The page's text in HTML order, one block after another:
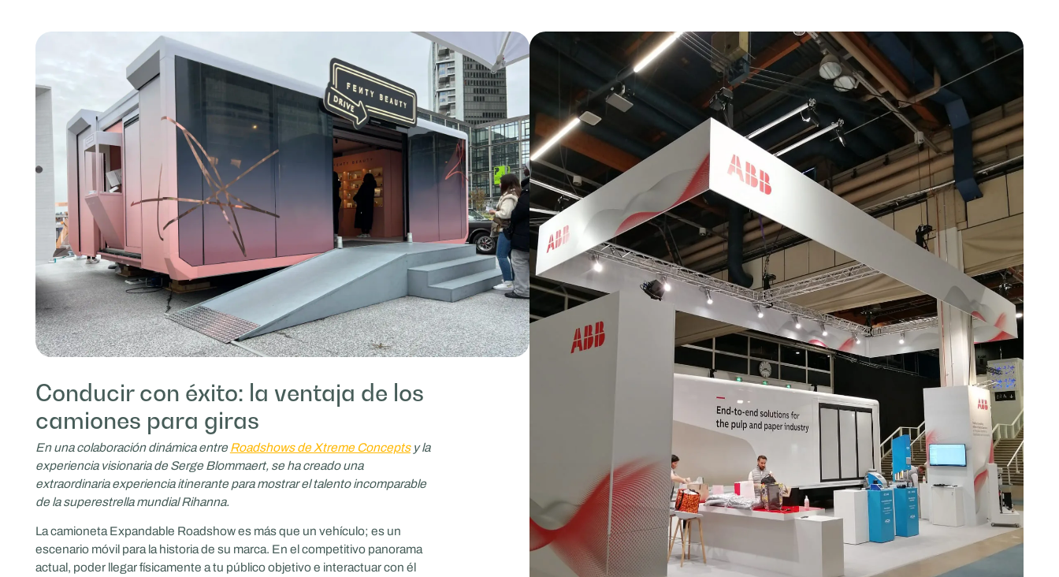
Conducir con éxito: la ventaja de los
camiones para giras
En una colaboración dinámica entreRoadshows de Xtreme Conceptsy la
experiencia visionaria de Serge Blommaert, se ha creado una
extraordinaria experiencia itinerante para mostrar el talento incomparable
de la superestrella mundial Rihanna.
La camioneta Expandable Roadshow es más que un vehículo; es un
escenario móvil para la historia de su marca. En el competitivo panorama
actual, poder llegar físicamente a tu público objetivo e interactuar con él